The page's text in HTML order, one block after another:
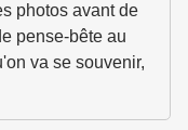
photos avant de
pense-bête au
va se souvenir,